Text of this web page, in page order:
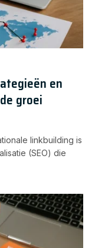
en
groei
linkbuilding is
(SEO) die